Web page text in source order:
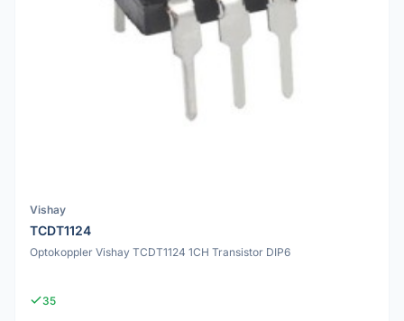
Vishay
TCDT1124
Optokoppler Vishay TCDT1124 1CH Transistor DIP6
35